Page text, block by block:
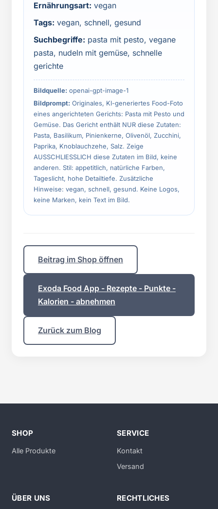
Ernährungsart: vegan
Tags: vegan, schnell, gesund
Suchbegriffe: pasta mit pesto, vegane
pasta, nudeln mit gemüse, schnelle
gerichte
Bildquelle: openai-gpt-image-1
Bildprompt: Originales, KI-generiertes Food-Foto
eines angerichteten Gerichts: Pasta mit Pesto und
Gemüse. Das Gericht enthält NUR diese Zutaten:
Pasta, Basilikum, Pinienkerne, Olivenöl, Zucchini,
Paprika, Knoblauchzehe, Salz. Zeige
AUSSCHLIESSLICH diese Zutaten im Bild, keine
anderen. Stil: appetitlich, natürliche Farben,
Tageslicht, hohe Detailtiefe. Zusätzliche
Hinweise: vegan, schnell, gesund. Keine Logos,
keine Marken, kein Text im Bild.
Beitrag im Shop öffnen
Exoda Food App - Rezepte - Punkte -
Kalorien - abnehmen
Zurück zum Blog
SHOP
Alle Produkte
SERVICE
Kontakt
Versand
ÜBER UNS RECHTLICHES